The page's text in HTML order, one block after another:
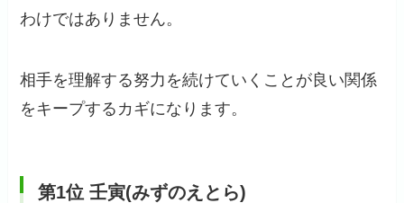
わけではありません。
相手を理解する努力を続けていくことが良い関係
をキープするカギになります。
第1位壬寅(みずのえとら)